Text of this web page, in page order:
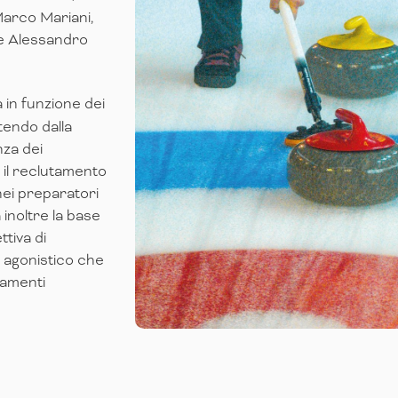
Mariani,
Alessandro
in funzione dei
dalla
dei
reclutamento
preparatori
la base
di
che